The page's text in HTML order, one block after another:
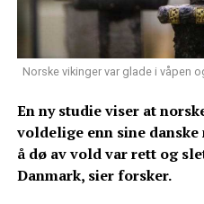
Norske vikinger var glade i våpen
En ny studie viser at
voldelige enn sine
å dø av vold var rett og
Danmark, sier forsker.